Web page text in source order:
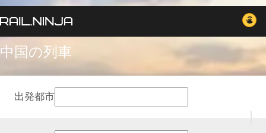
中国の列車
出発都市